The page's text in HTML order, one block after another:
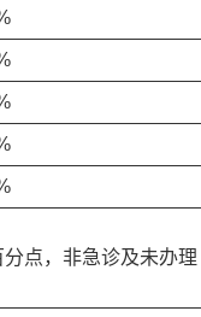
点，非急诊及未办理